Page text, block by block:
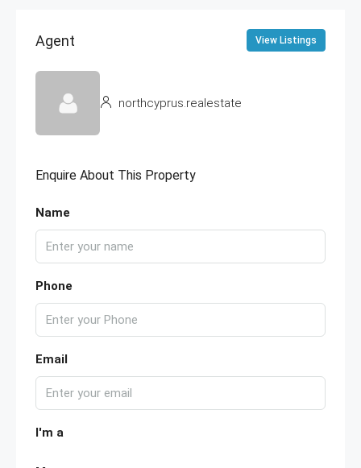
Agent View Listings
northcyprus.realestate
Enquire About This Property
Name
Phone
Email
I'm a